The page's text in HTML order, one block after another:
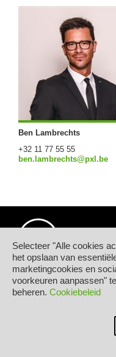
Selecteer "Alle cookies
het opslaan van
marketingcookies en
voorkeuren aanpassen"
beheren. Cookiebeleid
Ben Lambrechts
+32 11 77 55 55
ben.lambrechts@pxl.be
© Hogeschool PXL
Elfde-Liniestraat 24
B-3500 HASSELT